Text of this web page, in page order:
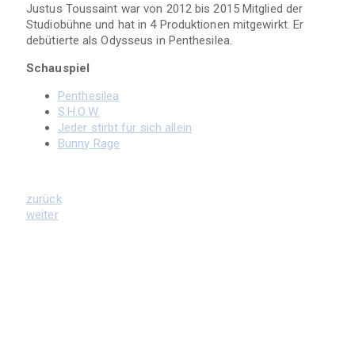
Justus Toussaint war von 2012 bis 2015 Mitglied der
Studiobühne und hat in 4 Produktionen mitgewirkt. Er
debütierte als Odysseus in Penthesilea.
Schauspiel
Penthesilea
S.H.O.W.
Jeder stirbt für sich allein
Bunny Rage
zurück
weiter